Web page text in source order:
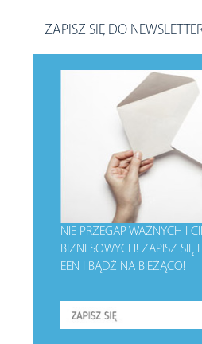
ZAPISZ SIĘ DO
NIE PRZEGAP WAŻNYCH I
BIZNESOWYCH!ZAPISZ SIĘ
EEN I BĄDŹ NA BIEŻĄCO!